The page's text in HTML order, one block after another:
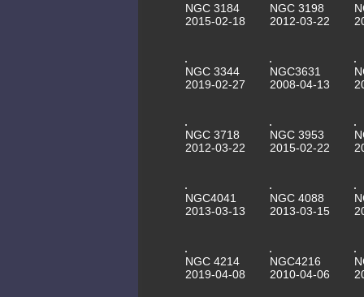
NGC 3184
2015-02-18
NGC 3198
2012-03-22
NGC 3344
2019-02-27
NGC3631
2008-04-13
NGC 3718
2012-03-22
NGC 3953
2015-02-22
NGC4041
2013-03-13
NGC 4088
2013-03-15
NGC 4214
2019-04-08
NGC4216
2010-04-06